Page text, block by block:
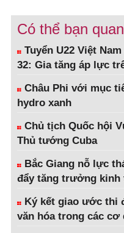
Có thể bạn
Tuyển U22 Việt
32: Gia tăng áp lực
Châu Phi với mục
hydro xanh
Chủ tịch Quốc hội
Thủ tướng Cuba
Bắc Giang nỗ lực
đẩy tăng trưởng kinh
Ký kết giao ước thi
văn hóa trong các cơ